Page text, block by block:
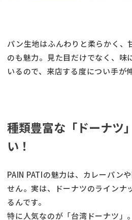
パン生地はふんわりと柔らかく、
のも魅力。見た目だけでなく、味
いるので、来店する度につい手が
種類豊富な「ドーナツ
い！
PAIN PATIの魅力は、カレーパン
せん。実は、ドーナツのラインナ
るんです。
特に人気なのが「台湾ドーナツ」